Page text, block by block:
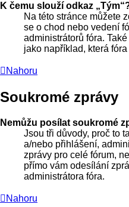
K čemu slouží odkaz
Na této stránce můžete
se o chod nebo vedení
administrátorů fóra.
jako například, která
Nahoru
Soukromé zprávy
Nemůžu posílat soukromé
Jsou tři důvody, proč to
a/nebo přihlášení,
zprávy pro celé fórum,
přímo vám odesílání
administrátora fóra.
Nahoru